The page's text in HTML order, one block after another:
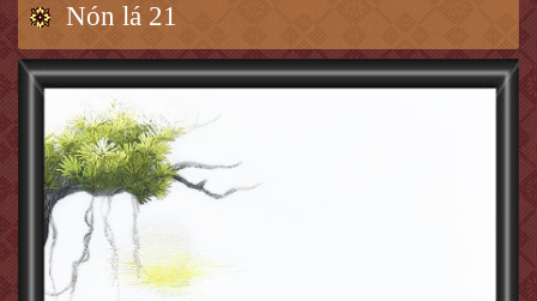
Nón lá 21